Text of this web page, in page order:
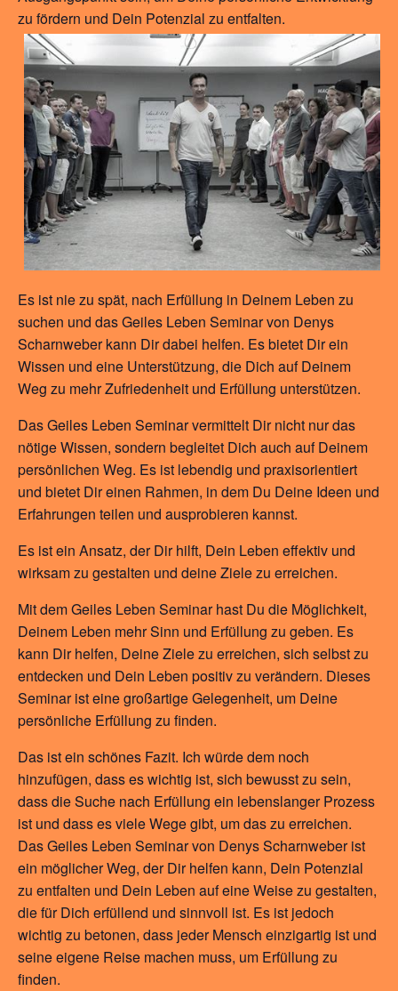
zu fördern und Dein Potenzial zu entfalten.
Es ist nie zu spät, nach Erfüllung in Deinem Leben zu
suchen und das Geiles Leben Seminar von Denys
Scharnweber kann Dir dabei helfen. Es bietet Dir ein
Wissen und eine Unterstützung, die Dich auf Deinem
Weg zu mehr Zufriedenheit und Erfüllung unterstützen.
Das Geiles Leben Seminar vermittelt Dir nicht nur das
nötige Wissen, sondern begleitet Dich auch auf Deinem
persönlichen Weg. Es ist lebendig und praxisorientiert
und bietet Dir einen Rahmen, in dem Du Deine Ideen und
Erfahrungen teilen und ausprobieren kannst.
Es ist ein Ansatz, der Dir hilft, Dein Leben effektiv und
wirksam zu gestalten und deine Ziele zu erreichen.
Mit dem Geiles Leben Seminar hast Du die Möglichkeit,
Deinem Leben mehr Sinn und Erfüllung zu geben. Es
kann Dir helfen, Deine Ziele zu erreichen, sich selbst zu
entdecken und Dein Leben positiv zu verändern. Dieses
Seminar ist eine großartige Gelegenheit, um Deine
persönliche Erfüllung zu finden.
Das ist ein schönes Fazit. Ich würde dem noch
hinzufügen, dass es wichtig ist, sich bewusst zu sein,
dass die Suche nach Erfüllung ein lebenslanger Prozess
ist und dass es viele Wege gibt, um das zu erreichen.
Das Geiles Leben Seminar von Denys Scharnweber ist
ein möglicher Weg, der Dir helfen kann, Dein Potenzial
zu entfalten und Dein Leben auf eine Weise zu gestalten,
die für Dich erfüllend und sinnvoll ist. Es ist jedoch
wichtig zu betonen, dass jeder Mensch einzigartig ist und
seine eigene Reise machen muss, um Erfüllung zu
finden.